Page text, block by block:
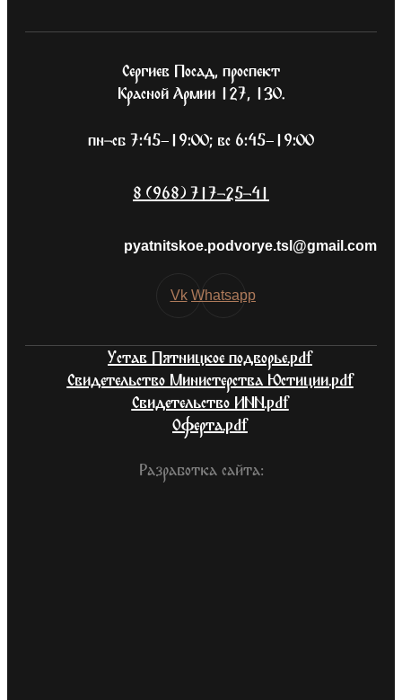
Сергиев Посад, проспект
Красной Армии 127, 130.
пн-сб 7:45–19:00; вс 6:45–19:00
8 (968) 717-25-41
pyatnitskoe.podvorye.tsl@gmail.com
Vk Whatsapp
Устав Пятницкое подворье.pdf
Свидетельство Министерства Юстиции.pdf
Свидетельство ИНН.pdf
Оферта.pdf
Разработка сайта: